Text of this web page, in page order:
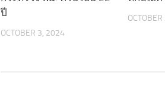
ปี
OCTOBER 3, 2024